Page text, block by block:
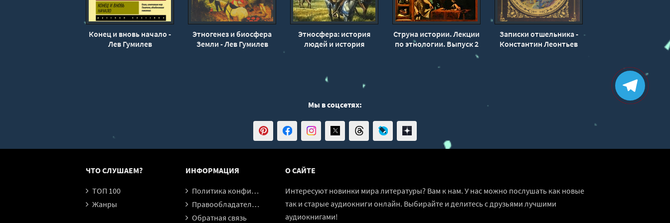
Конец и вновь начало -
Лев Гумилев
Этногенез и биосфера
Земли - Лев Гумилев
Этносфера: история
людей и история
Струна истории. Лекции
по этнологии. Выпуск 2
Записки отшельника -
Константин Леонтьев
Мы в соцсетях:
ЧТО СЛУШАЕМ?
ТОП 100
Жанры
ИНФОРМАЦИЯ
Политика конфиденциальности
Правообладателям
Обратная связь
О САЙТЕ
Интересуют новинки мира литературы? Вам к нам. У нас можно послушать как новые
так и старые аудиокниги онлайн. Выбирайте и делитесь с друзьями лучшими
аудиокнигами!